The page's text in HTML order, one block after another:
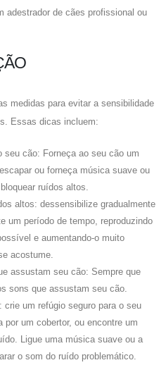
adestrador de cães profissional ou
medidas para evitar a sensibilidade
Essas dicas incluem:
seu cão: Forneça ao seu cão um
ou forneça música suave ou
ruídos altos.
altos: dessensibilize gradualmente
um período de tempo, reproduzindo
e aumentando-o muito
acostume.
assustam seu cão: Sempre que
sons que assustam seu cão.
crie um refúgio seguro para o seu
um cobertor, ou encontre um
Ligue uma música suave ou a
o som do ruído problemático.